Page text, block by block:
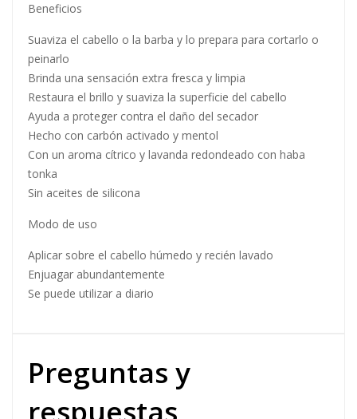
Beneficios
Suaviza el cabello o la barba y lo prepara para cortarlo o
peinarlo
Brinda una sensación extra fresca y limpia
Restaura el brillo y suaviza la superficie del cabello
Ayuda a proteger contra el daño del secador
Hecho con carbón activado y mentol
Con un aroma cítrico y lavanda redondeado con haba
tonka
Sin aceites de silicona
Modo de uso
Aplicar sobre el cabello húmedo y recién lavado
Enjuagar abundantemente
Se puede utilizar a diario
Preguntas y
respuestas